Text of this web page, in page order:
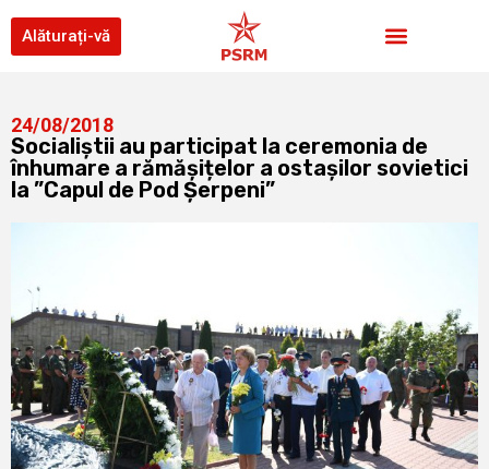
Alăturați-vă
24/08/2018
Socialiștii au participat la ceremonia de
înhumare a rămășițelor a ostașilor sovietici
la ”Capul de Pod Șerpeni”